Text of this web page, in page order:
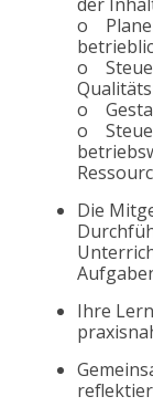
o
o
o
o
Die
Ihre